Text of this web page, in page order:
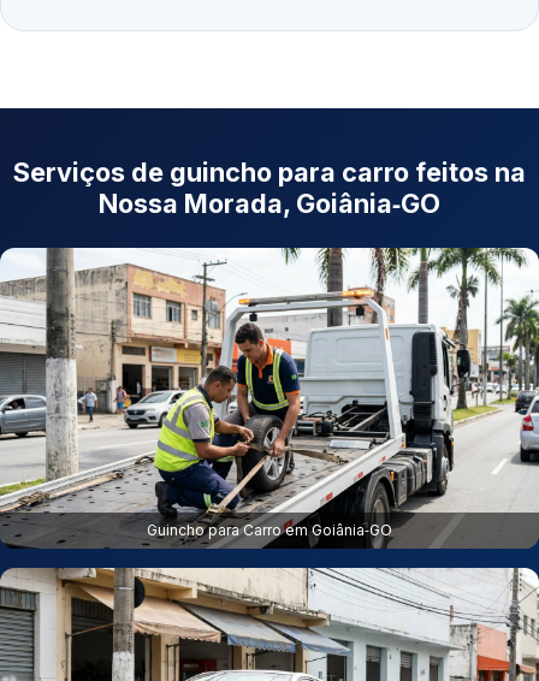
Serviços de guincho para carro feitos na
Nossa Morada, Goiânia‑GO
Guincho para Carro em Goiânia‑GO